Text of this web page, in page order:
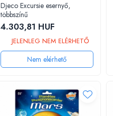
Djeco Excursie esernyő,
többszínű
4.303,81 HUF
JELENLEG NEM ELÉRHETŐ
Nem elérhető